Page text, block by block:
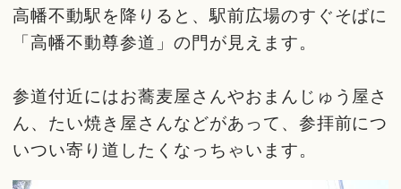
高幡不動駅を降りると、駅前広場のすぐそばに
「高幡不動尊参道」の門が見えます。
参道付近にはお蕎麦屋さんやおまんじゅう屋さ
ん、たい焼き屋さんなどがあって、参拝前につ
いつい寄り道したくなっちゃいます。